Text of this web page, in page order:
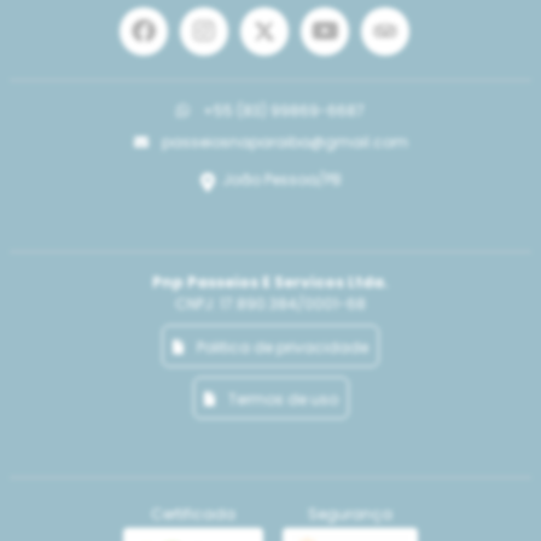
+55 (83) 99869-6687
passeiosnaparaiba@gmail.com
. João Pessoa/PB
Pnp Passeios E Servicos Ltda.
CNPJ: 17.890.384/0001-68
Politica de privacidade
Termos de uso
Certificada Segurança